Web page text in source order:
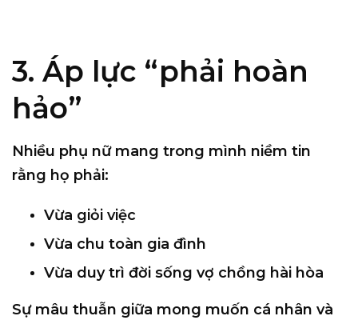
3. Áp lực “phải hoàn
hảo”
Nhiều phụ nữ mang trong mình niềm tin
rằng họ phải:
Vừa giỏi việc
Vừa chu toàn gia đình
Vừa duy trì đời sống vợ chồng hài hòa
Sự mâu thuẫn giữa mong muốn cá nhân và